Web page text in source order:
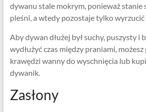
dywanu stale mokrym, ponieważ stanie
pleśni, a wtedy pozostaje tylko wyrzucić
Aby dywan dłużej był suchy, puszysty i
wydłużyć czas między praniami,
krawędzi wanny do wyschnięcia lub
dywanik.
Zasłony